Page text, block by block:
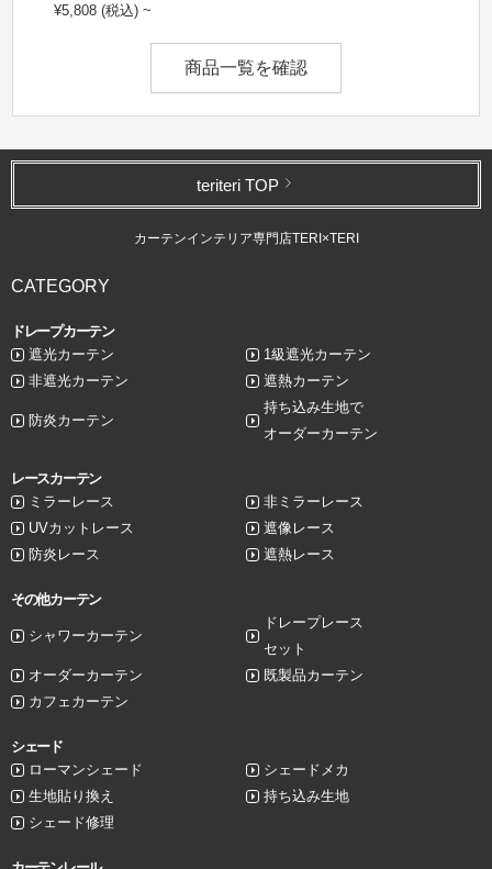
¥5,808 (税込) ~
商品一覧を確認
teriteri TOP
カーテンインテリア専門店TERI×TERI
CATEGORY
ドレープカーテン
遮光カーテン
1級遮光カーテン
非遮光カーテン
遮熱カーテン
防炎カーテン
持ち込み生地で
オーダーカーテン
レースカーテン
ミラーレース
非ミラーレース
UVカットレース
遮像レース
防炎レース
遮熱レース
その他カーテン
シャワーカーテン
ドレープレース
セット
オーダーカーテン
既製品カーテン
カフェカーテン
シェード
ローマンシェード
シェードメカ
生地貼り換え
持ち込み生地
シェード修理